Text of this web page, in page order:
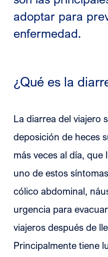
adoptar para
enfermedad.
¿Qué es la
La diarrea del viajero
deposición de heces
más veces al día, que
uno de estos
cólico abdominal,
urgencia para
viajeros después de
Principalmente tiene